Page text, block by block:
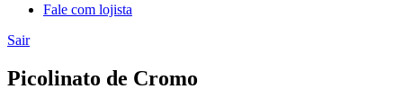
Fale com lojista
Sair
Picolinato de Cromo